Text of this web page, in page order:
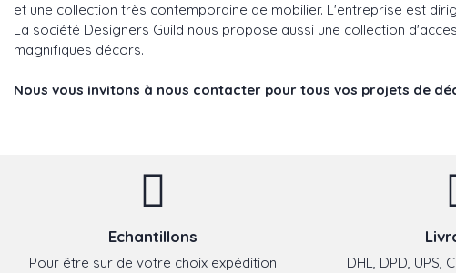
et une collection très contemporaine de mobilier. L'entreprise est
La société Designers Guild nous propose aussi une collection
magnifiques décors.
Nous vous invitons à nous contacter pour tous vos projets de
Echantillons
Pour être sur de votre choix expédition
DHL, DPD, UPS,